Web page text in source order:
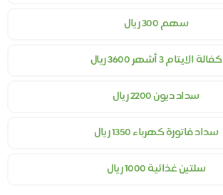
سهم 300 ريال
كفالة الايتام 3 أشهر 3600 ريال
سداد ديون 2200 ريال
سداد فاتورة كهرباء 1350 ريال
سلتين غذائية 1000 ريال